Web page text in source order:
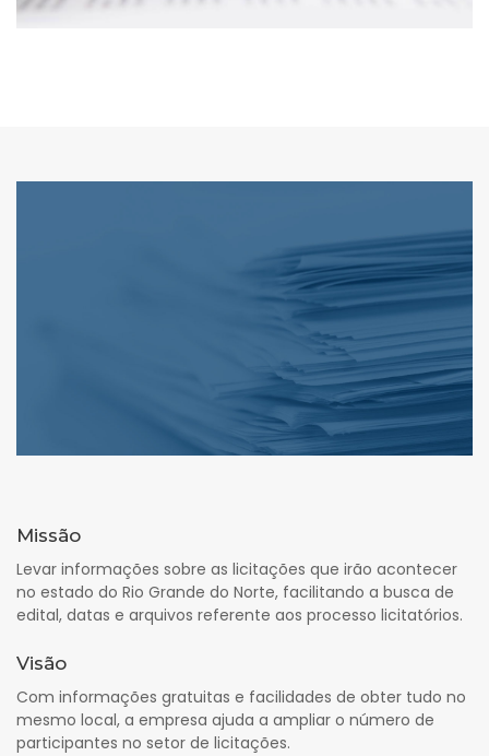
Missão
Levar informações sobre as licitações que irão acontecer
no estado do Rio Grande do Norte, facilitando a busca de
edital, datas e arquivos referente aos processo licitatórios.
Visão
Com informações gratuitas e facilidades de obter tudo no
mesmo local, a empresa ajuda a ampliar o número de
participantes no setor de licitações.